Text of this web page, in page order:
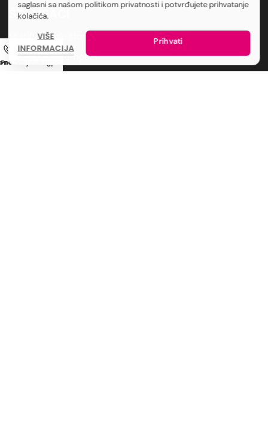
ŠTAMPAČI
Multifunkcijski štampači
Standardni štampači
Prodavnica
saglasni sa našom politikom privatnosti i potvrđujete prihvatanje
kolačića.
VIŠE
INFORMACIJA
Prihvati